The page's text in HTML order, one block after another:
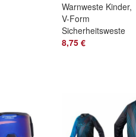
Warnweste Kinder,
V-Form
Sicherheitsweste
Reflektoren Schule
8,75 €